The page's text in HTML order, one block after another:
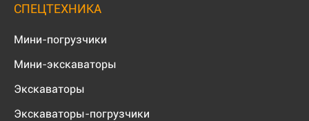
СПЕЦТЕХНИКА
Мини-погрузчики
Мини-экскаваторы
Экскаваторы
Экскаваторы-погрузчики